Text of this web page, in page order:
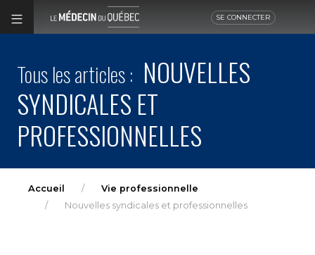
SE CONNECTER
Tous les articles : NOUVELLES
SYNDICALES ET
PROFESSIONNELLES
Accueil
Vie professionnelle
Nouvelles syndicales et professionnelles